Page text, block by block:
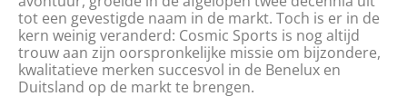
tot een gevestigde naam in de markt. Toch is er in de
kern weinig veranderd: Cosmic Sports is nog altijd
trouw aan zijn oorspronkelijke missie om bijzondere,
kwalitatieve merken succesvol in de Benelux en
Duitsland op de markt te brengen.